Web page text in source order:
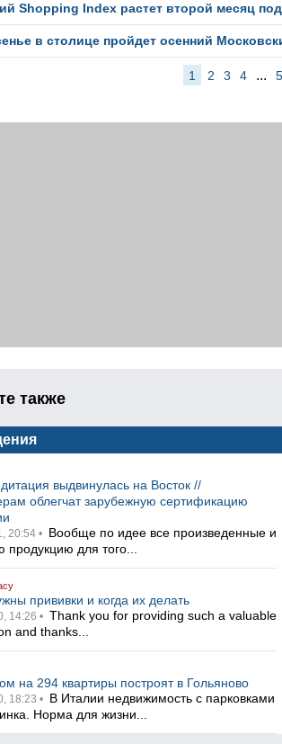
Shopping Index растет второй месяц
в столице пройдет осенний
1 2 3 4 ...
также
выдвинулась на Восток //
облегчат зарубежную сертификацию
20:54 • Вообще по идее все произведенные и
продукцию для того...
прививки и когда их делать
14:26 • Thank you for providing such a valuable
and thanks...
на 294 квартиры построят в Гольяново
18:23 • В Италии недвижимость с парковками
Норма для жизни...